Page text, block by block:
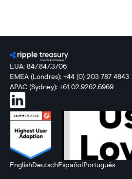
EUA: 847.847.3706
EMEA (Londres): +44 (0) 203 787 4843
APAC (Sydney): +61 02.9262.6969
EnglishDeutschEspañolPortuguês